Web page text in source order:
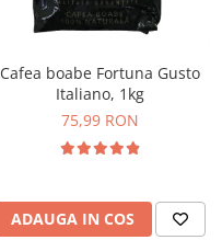
Cafea boabe Fortuna Gusto
Italiano, 1kg
75,99 RON
ADAUGA IN COS